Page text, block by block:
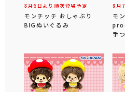
8月6日より順次登場予定
モンチッチ おしゃぶり
BIGぬいぐるみ
8月
モ
手